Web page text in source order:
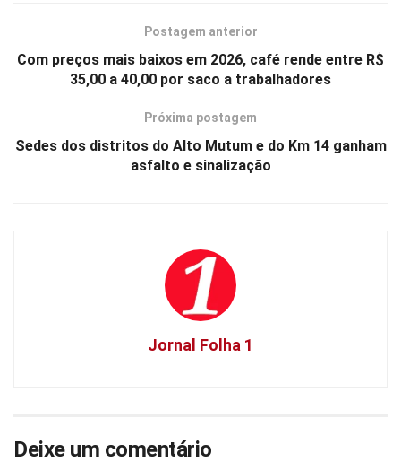
Postagem anterior
Com preços mais baixos em 2026, café rende entre R$
35,00 a 40,00 por saco a trabalhadores
Próxima postagem
Sedes dos distritos do Alto Mutum e do Km 14 ganham
asfalto e sinalização
Jornal Folha 1
Deixe um comentário